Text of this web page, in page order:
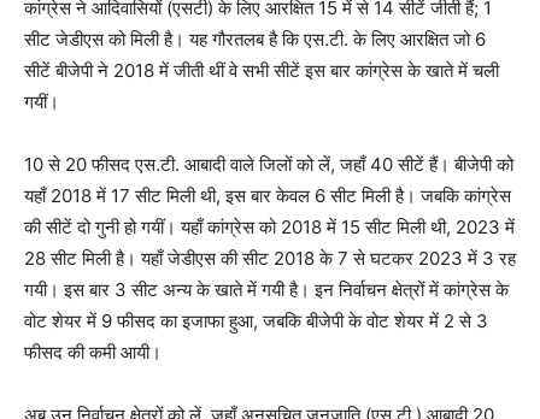
कांग्रेस ने आदिवासियों (एसटी) के लिए आरक्षित 15 में से 14 सीटें जीती हैं; 1
सीट जेडीएस को मिली है। यह गौरतलब है कि एस.टी. के लिए आरक्षित जो 6
सीटें बीजेपी ने 2018 में जीती थीं वे सभी सीटें इस बार कांग्रेस के खाते में चली
गयीं।
10 से 20 फीसद एस.टी. आबादी वाले जिलों को लें, जहाँ 40 सीटें हैं। बीजेपी को
यहाँ 2018 में 17 सीट मिली थी, इस बार केवल 6 सीट मिली है। जबकि कांग्रेस
की सीटें दो गुनी हो गयीं। यहाँ कांग्रेस को 2018 में 15 सीट मिली थी, 2023 में
28 सीट मिली है। यहाँ जेडीएस की सीट 2018 के 7 से घटकर 2023 में 3 रह
गयी। इस बार 3 सीट अन्य के खाते में गयी है। इन निर्वाचन क्षेत्रों में कांग्रेस के
वोट शेयर में 9 फीसद का इजाफा हुआ, जबकि बीजेपी के वोट शेयर में 2 से 3
फीसद की कमी आयी।